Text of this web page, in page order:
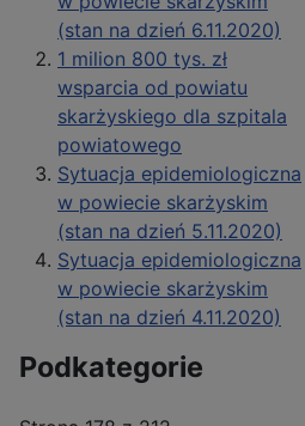
(stan na dzień 6.11.2020)
1 milion 800 tys. zł
wsparcia od powiatu
skarżyskiego dla szpitala
powiatowego
Sytuacja epidemiologiczna
w powiecie skarżyskim
(stan na dzień 5.11.2020)
Sytuacja epidemiologiczna
w powiecie skarżyskim
(stan na dzień 4.11.2020)
Podkategorie